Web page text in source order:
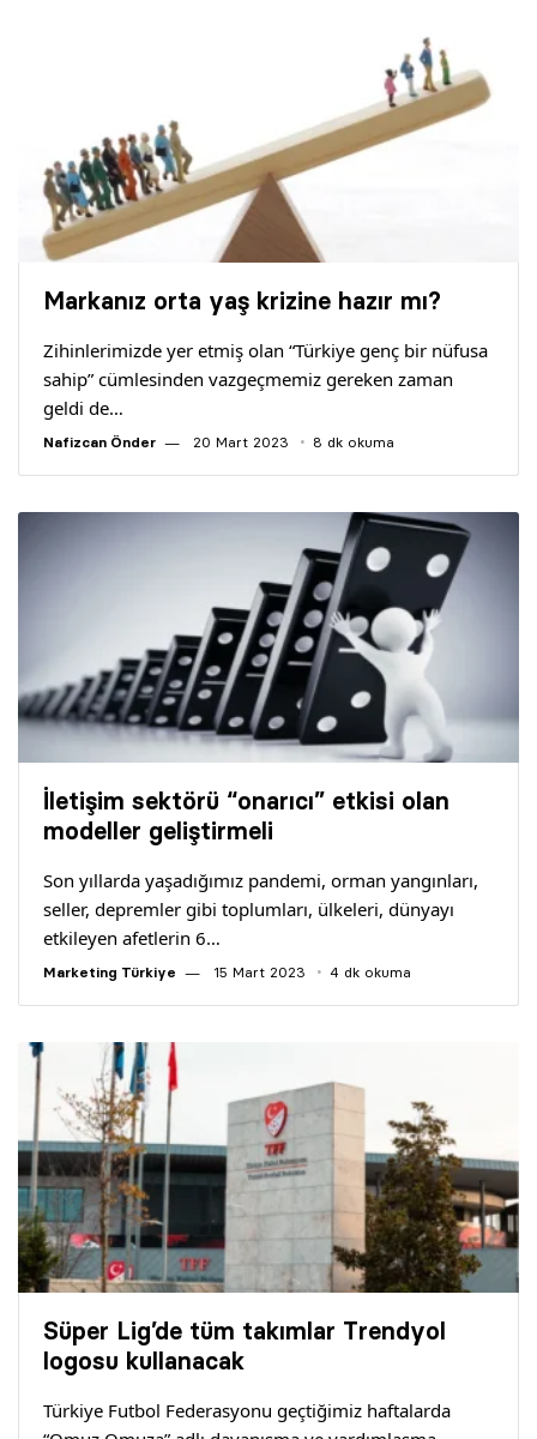
Markanız orta yaş krizine hazır mı?
Zihinlerimizde yer etmiş olan “Türkiye genç bir nüfusa
sahip” cümlesinden vazgeçmemiz gereken zaman
geldi de…
Nafizcan Önder 20 Mart 2023 8 dk okuma
İletişim sektörü “onarıcı” etkisi olan
modeller geliştirmeli
Son yıllarda yaşadığımız pandemi, orman yangınları,
seller, deprem­ler gibi toplumları, ülkeleri, dünya­yı
etkileyen afetlerin 6…
Marketing Türkiye 15 Mart 2023 4 dk okuma
Süper Lig’de tüm takımlar Trendyol
logosu kullanacak
Türkiye Futbol Federasyonu geçtiğimiz haftalarda